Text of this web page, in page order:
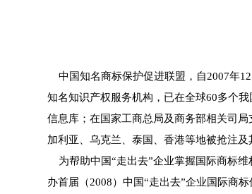
中国知名商标保护促进联盟，自2007年
知名知识产权服务机构，已在全球60多个
信息库；在国家工商总局及商务部相关司
加利亚、乌克兰、泰国、香港等地被抢注及
为帮助中国“走出去”企业掌握国际商标维
办首届（2008）中国“走出去”企业国际商